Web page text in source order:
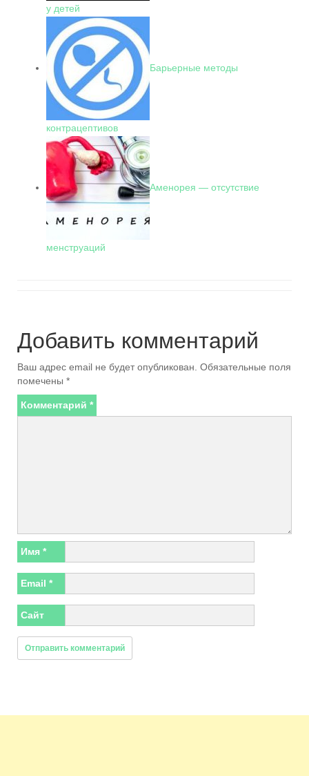
у детей
Барьерные методы
контрацептивов
Аменорея — отсутствие
менструаций
Добавить комментарий
Ваш адрес email не будет опубликован. Обязательные поля
помечены *
Комментарий *
Имя *
Email *
Сайт